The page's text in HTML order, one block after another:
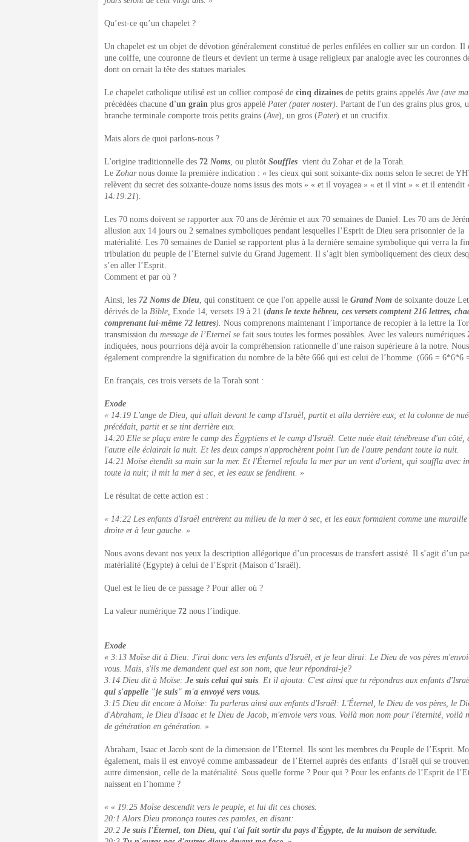
Qu’est-ce qu’un chapelet ?
Un chapelet est un objet de dévotion généralement constitué de perles enfilées en collier sur un cordon. Il
une coiffe, une couronne de fleurs et devient un terme à usage religieux par analogie avec les couronnes
dont on ornait la tête des statues mariales.
Le chapelet catholique utilisé est un collier composé de cinq dizaines de petits grains appelésAve (ave
précédées chacune d'un grain plus gros appelé Pater (pater noster). Partant de l'un des grains plus gros,
branche terminale comporte trois petits grains (Ave), un gros (Pater) et un crucifix.
Mais alors de quoi parlons-nous ?
L'origine traditionnelle des 72 Noms, ou plutôt Souffles vient du Zohar et de la Torah.
Le Zoharnous donne la première indication : « les cieux qui sont soixante-dix noms selon le secret de
relèvent du secret des soixante-douze noms issus des mots » « et il voyagea » « et il vint » « et il entendit
14:19:21).
Les 70 noms doivent se rapporter aux 70 ans de Jérémie et aux 70 semaines de Daniel. Les 70 ans de
allusion aux 14 jours ou 2 semaines symboliques pendant lesquelles l’Esprit de Dieu sera prisonnier de la
matérialité. Les 70 semaines de Daniel se rapportent plus à la dernière semaine symbolique qui verra la
tribulation du peuple de l’Eternel suivie du Grand Jugement. Il s’agit bien symboliquement des cieux
s’en aller l’Esprit.
Comment et par où ?
Ainsi, les 72 Noms de Dieu, qui constituent ce que l'on appelle aussi le Grand Nom de soixante douze
dérivés de la Bible, Exode 14, versets 19 à 21 (dans le texte hébreu, ces versets comptent 216 lettres,
comprenant lui-même 72 lettres). Nous comprenons maintenant l’importance de recopier à la lettre la
transmission du message de l’Eternel se fait sous toutes les formes possibles. Avec les valeurs numériques
indiquées, nous pourrions déjà avoir la compréhension rationnelle d’une raison supérieure à la notre.
également comprendre la signification du nombre de la bête 666 qui est celui de l’homme. (666 = 6*6*6
En français, ces trois versets de la Torah sont :
Exode
« 14:19 L'ange de Dieu, qui allait devant le camp d'Israël, partit et alla derrière eux; et la colonne de
précédait, partit et se tint derrière eux.
14:20 Elle se plaça entre le camp des Égyptiens et le camp d'Israël. Cette nuée était ténébreuse d'un côté,
l'autre elle éclairait la nuit. Et les deux camps n'approchèrent point l'un de l'autre pendant toute la nuit.
14:21 Moïse étendit sa main sur la mer. Et l'Éternel refoula la mer par un vent d'orient, qui souffla avec
toute la nuit; il mit la mer à sec, et les eaux se fendirent. »
Le résultat de cette action est :
« 14:22 Les enfants d'Israël entrèrent au milieu de la mer à sec, et les eaux formaient comme une
droite et à leur gauche. »
Nous avons devant nos yeux la description allégorique d’un processus de transfert assisté. Il s’agit d’un
matérialité (Egypte) à celui de l’Esprit (Maison d’Israël).
Quel est le lieu de ce passage ? Pour aller où ?
La valeur numérique 72 nous l’indique.
Exode
« 3:13 Moïse dit à Dieu: J'irai donc vers les enfants d'Israël, et je leur dirai: Le Dieu de vos pères
vous. Mais, s'ils me demandent quel est son nom, que leur répondrai-je?
3:14 Dieu dit à Moïse: Je suis celui qui suis. Et il ajouta: C'est ainsi que tu répondras aux enfants
qui s'appelle "je suis" m'a envoyé vers vous.
3:15 Dieu dit encore à Moïse: Tu parleras ainsi aux enfants d'Israël: L'Éternel, le Dieu de vos pères, le
d'Abraham, le Dieu d'Isaac et le Dieu de Jacob, m'envoie vers vous. Voilà mon nom pour l'éternité, voilà
de génération en génération. »
Abraham, Isaac et Jacob sont de la dimension de l’Eternel. Ils sont les membres du Peuple de l’Esprit.
également, mais il est envoyé comme ambassadeur de l’Eternel auprès des enfants d’Israël qui se
autre dimension, celle de la matérialité. Sous quelle forme ? Pour qui ? Pour les enfants de l’Esprit de
naissent en l’homme ?
« « 19:25 Moïse descendit vers le peuple, et lui dit ces choses.
20:1 Alors Dieu prononça toutes ces paroles, en disant:
20:2 Je suis l'Éternel, ton Dieu, qui t'ai fait sortir du pays d'Égypte, de la maison de servitude.